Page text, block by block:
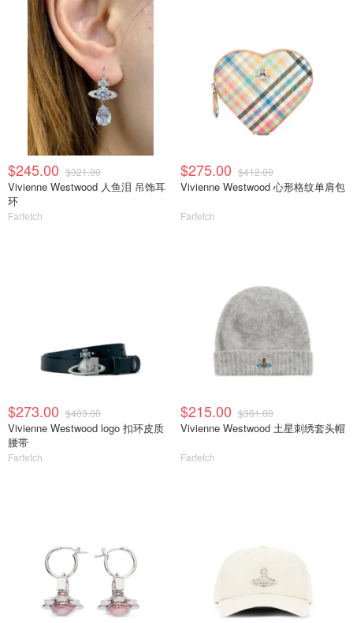
$245.00 $321.00
Vivienne Westwood 人鱼泪 吊饰耳
环
Farfetch
$275.00 $412.00
Vivienne Westwood 心形格纹单肩包
Farfetch
$273.00 $403.00
Vivienne Westwood logo 扣环皮质
腰带
Farfetch
$215.00 $381.00
Vivienne Westwood 土星刺绣套头帽
Farfetch